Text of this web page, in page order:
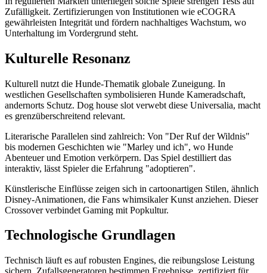
Zufälligkeit. Zertifizierungen von Institutionen wie eCOGRA
gewährleisten Integrität und fördern nachhaltiges Wachstum, wo
Unterhaltung im Vordergrund steht.
Kulturelle Resonanz
Kulturell nutzt die Hunde-Thematik globale Zuneigung. In
westlichen Gesellschaften symbolisieren Hunde Kameradschaft,
andernorts Schutz. Dog house slot verwebt diese Universalia, macht
es grenzüberschreitend relevant.
Literarische Parallelen sind zahlreich: Von "Der Ruf der Wildnis"
bis modernen Geschichten wie "Marley und ich", wo Hunde
Abenteuer und Emotion verkörpern. Das Spiel destilliert das
interaktiv, lässt Spieler die Erfahrung "adoptieren".
Künstlerische Einflüsse zeigen sich in cartoonartigen Stilen, ähnlich
Disney-Animationen, die Fans whimsikaler Kunst anziehen. Dieser
Crossover verbindet Gaming mit Popkultur.
Technologische Grundlagen
Technisch läuft es auf robusten Engines, die reibungslose Leistung